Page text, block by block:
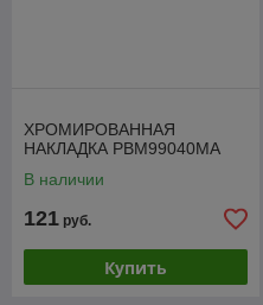
ХРОМИРОВАННАЯ
НАКЛАДКА PBM99040MA
В наличии
121 руб.
Купить